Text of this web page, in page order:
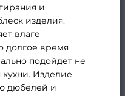
и
изделия.
влаге
долгое время
подойдет не
кухни. Изделие
дюбелей и